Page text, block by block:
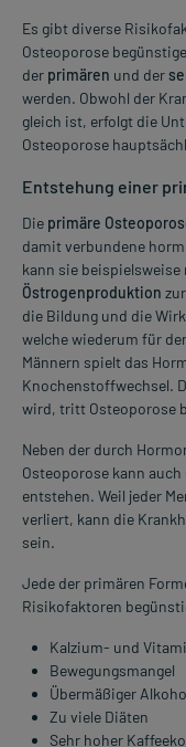
Es gibt diverse
Osteoporose
der primären und der
werden. Obwohl der
gleich ist, erfolgt die
Osteoporose
Entstehung einer
Die primäre
damit verbundene
kann sie beispielsweise
Östrogenproduktion
die Bildung und die
welche wiederum für
Männern spielt das
Knochenstoffwechsel.
wird, tritt Osteoporose
Neben der durch
Osteoporose kann
entstehen. Weil jeder
verliert, kann die
sein.
Jede der primären
Risikofaktoren
Kalzium- und
Bewegungsmangel
Übermäßiger
Zu viele Diäten
Sehr hoher